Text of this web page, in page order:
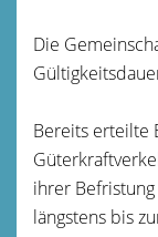
Die
Bereits erteilte
ihrer
längstens bis